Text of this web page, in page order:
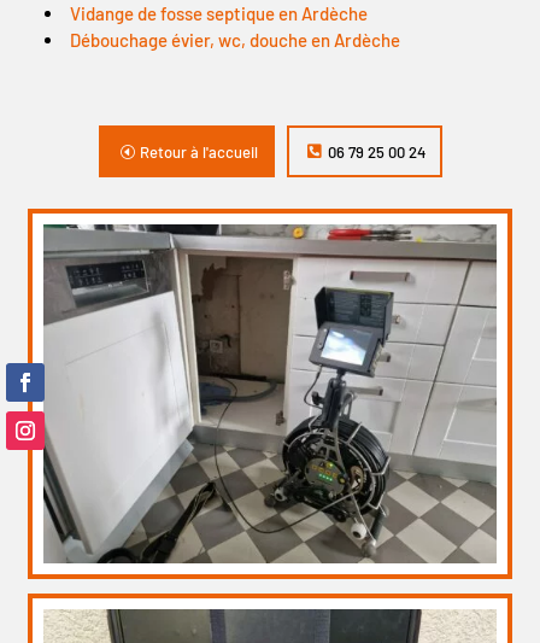
Vidange de fosse septique en Ardèche
Débouchage évier, wc, douche en Ardèche
Retour à l'accueil 06 79 25 00 24